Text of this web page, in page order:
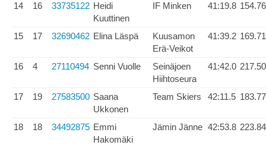
14 16 33735122 Heidi
Kuuttinen
IF Minken 41:19.8 154.76
15 17 32690462 Elina Läspä
Kuusamon
Erä-Veikot
41:39.2 169.71
16 4 27110494 Senni Vuolle
Seinäjoen
Hiihtoseura
41:42.0 217.50
17 19 27583500 Saana
Ukkonen
Team Skiers 42:11.5 183.77
18 18 34492875 Emmi
Hakomäki
Jämin Jänne 42:53.8 223.84